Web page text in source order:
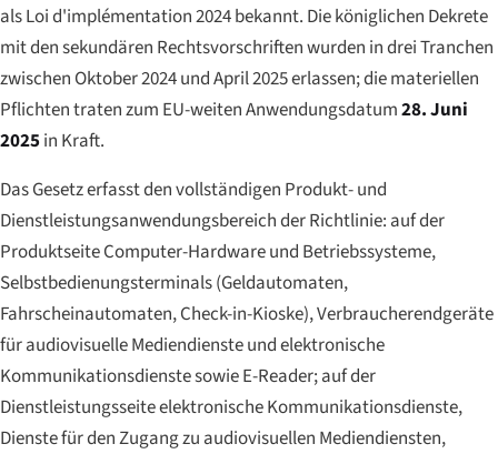
alsLoi d'implémentation 2024bekannt. Die königlichen Dekrete
mit den sekundären Rechtsvorschriften wurden in drei Tranchen
zwischen Oktober 2024 und April 2025 erlassen; die materiellen
Pflichten traten zum EU-weiten Anwendungsdatum28. Juni
2025in Kraft.
Das Gesetz erfasst den vollständigen Produkt- und
Dienstleistungsanwendungsbereich der Richtlinie: auf der
Produktseite Computer-Hardware und Betriebssysteme,
Selbstbedienungsterminals (Geldautomaten,
Fahrscheinautomaten, Check-in-Kioske), Verbraucherendgeräte
für audiovisuelle Mediendienste und elektronische
Kommunikationsdienste sowie E-Reader; auf der
Dienstleistungsseite elektronische Kommunikationsdienste,
Dienste für den Zugang zu audiovisuellen Mediendiensten,